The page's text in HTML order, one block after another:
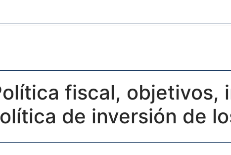
fiscal, objetivos,
de inversión de